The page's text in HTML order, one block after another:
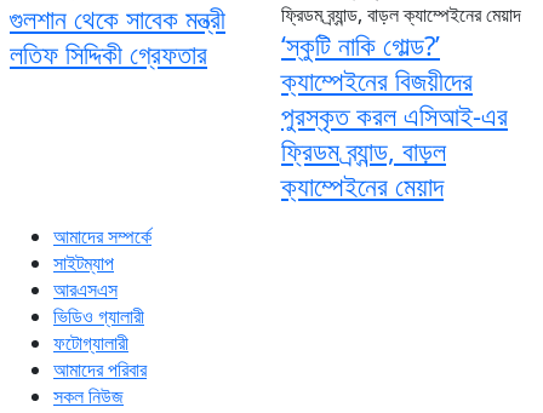
গুলশান থেকে সাবেক মন্ত্রী
লতিফ সিদ্দিকী গ্রেফতার
‘স্কুটি নাকি গোল্ড?’
ক্যাম্পেইনের বিজয়ীদের
পুরস্কৃত করল এসিআই-এর
ফ্রিডম ব্র্যান্ড, বাড়ল
ক্যাম্পেইনের মেয়াদ
আমাদের সম্পর্কে
সাইটম্যাপ
আরএসএস
ভিডিও গ্যালারী
ফটোগ্যালারী
আমাদের পরিবার
সকল নিউজ